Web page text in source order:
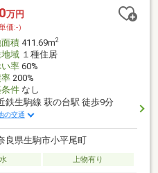
とが可能です。お気軽にお問
万円
価:-）
積411.69m2
域１種住居
率60%
200%
件なし
鉄生駒線 萩の台駅 徒歩9分
の交通
良県生駒市小平尾町
上物有り